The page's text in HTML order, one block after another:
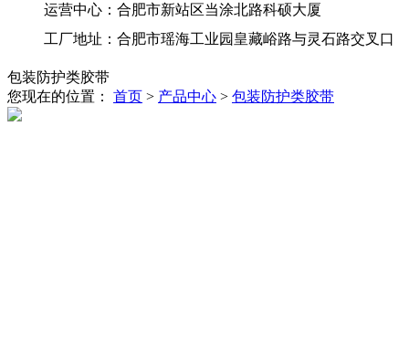
运营中心：合肥市新站区当涂北路科硕大厦
工厂地址：合肥市瑶海工业园皇藏峪路与灵石路交叉口
包装防护类胶带
您现在的位置： 首页 > 产品中心 > 包装防护类胶带